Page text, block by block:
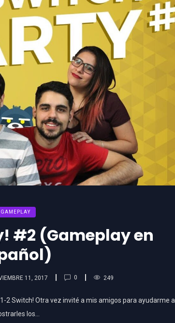
GAMEPLAY
#2 (Gameplay en
11, 2017 0 249
2 Switch! Otra vez invité a mis amigos para ayudarme a
los…